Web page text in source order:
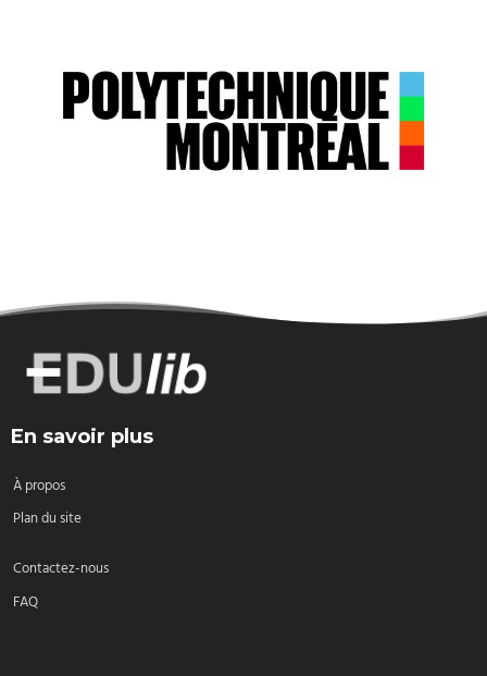
En savoir plus
À propos
Plan du site
Contactez-nous
FAQ